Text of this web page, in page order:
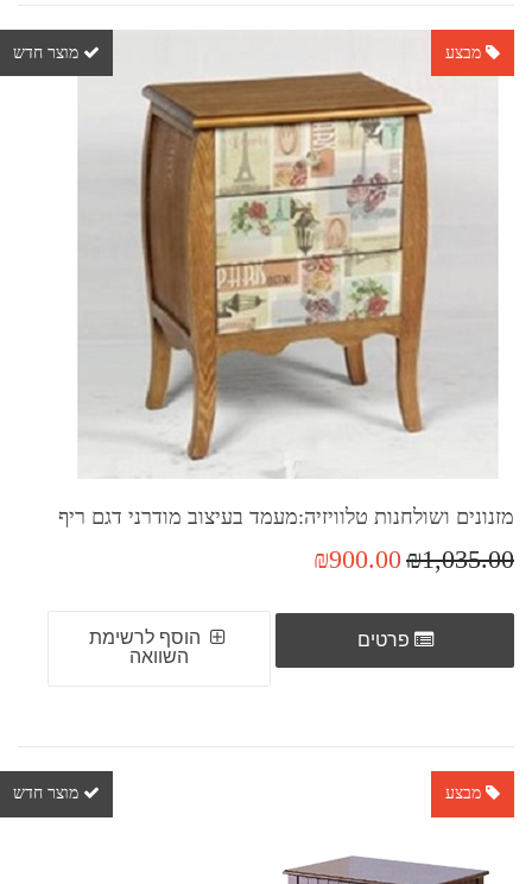
מוצר חדש מבצע
מזנונים ושולחנות טלוויזיה:מעמד בעיצוב מודרני דגם ריף
₪1,035.00
₪900.00
פרטים
הוסף לרשימת
השוואה
מוצר חדש מבצע